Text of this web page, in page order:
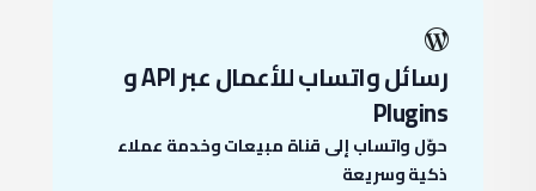
رسائل واتساب للأعمال عبر API و
Plugins
حوّل واتساب إلى قناة مبيعات وخدمة عملاء
ذكية وسريعة